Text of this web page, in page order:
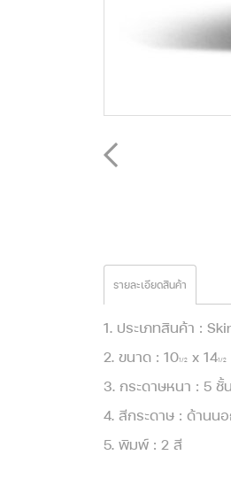
รายละเอียดสินค้า
1. ประเภทสินค้า :
2. ขนาด : 101/2 x 141/2
3. กระดาษหนา : 5 ชั้
4. สีกระดาษ : ด้านน
5. พิมพ์ : 2 สี